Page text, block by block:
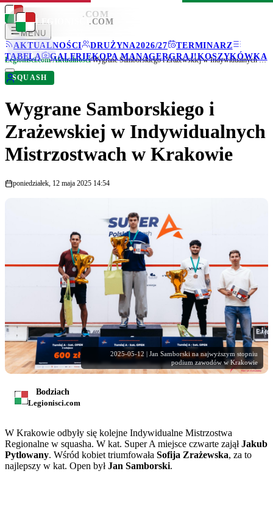
LEGIONISCI .COM
MENU
AKTUALNOŚCI
DRUŻYNA2026/27
TERMINARZ
TABELA
GALERIEKOPA MANAGERGRAJ!KOSZYKÓWKA
LEGIONISCI .COM
Legionisci.com/Aktualności/ Wygrane Samborskiego i Zrażewskiej w Indywidualnych Mistrzostwach w Krakowie
SQUASH
Wygrane Samborskiego i
Zrażewskiej w Indywidualnych
Mistrzostwach w Krakowie
poniedziałek, 12 maja 2025 14:54
2025-05-12 | Jan Samborski na najwyższym stopniu
podium zawodów w Krakowie
Bodziach
Legionisci.com
W Krakowie odbyły się kolejne Indywidualne Mistrzostwa
Regionalne w squasha. W kat. Super A miejsce czwarte zająłJakub
Pytlowany. Wśród kobiet triumfowała Sofija Zrażewska, za to
najlepszy w kat. Open byłJan Samborski.